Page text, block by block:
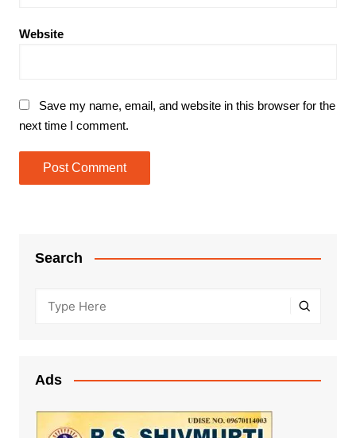
Website
Save my name, email, and website in this browser for the
next time I comment.
Search
Ads